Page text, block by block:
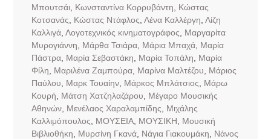
Μπουτσάι, Κωνσταντίνα Κορρυβάντη
Κώστας
Κοτσανάς
Κώστας Ντάφλος Λένα Καλλέργη Λίζη
Καλλιγά, Λογοτεχνικός κινηματογράφος
Μαργαρίτα
Μυρογιάννη
Μάρθα Τσιάρα, Μάρια Μπαχά, Μαρία
Πάστρα, Μαρία Σεβαστάκη Μαρία Τοπάλη
Μαρία
Φίλη
Μαριλένα Ζαμπούρα, Μαρίνα Μαλτέζου
Μάριος
Παύλου
Μαρκ Τουαίην, Μάρκος Μπλάτσιος
Μάρω
Κουρή
Μάτση Χατζηλαζάρου
Μέγαρο Μουσικής
Αθηνών, Μενέλαος Χαραλαμπίδης
Μιχάλης
Καλλιμόπουλος
ΜΟΥΣΕΙΑ, ΜΟΥΣΙΚΗ
Μουσική
Βιβλιοθήκη
Μυρσίνη Γκανά, Νάγια Γιακουμάκη
Νάνος